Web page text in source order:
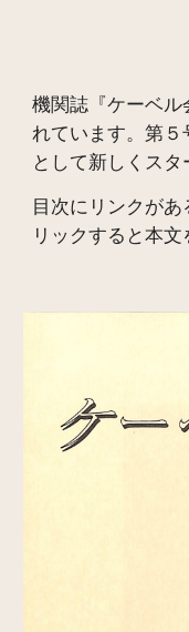
機関誌『ケーベル
れています。第
として新しくスタ
目次にリンクが
リックすると本文